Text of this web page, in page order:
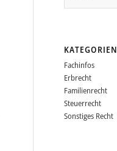
KATEGORIEN
Fachinfos
Erbrecht
Familienrecht
Steuerrecht
Sonstiges Recht